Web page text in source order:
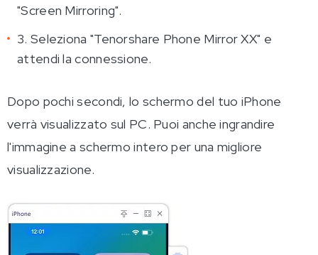
"Screen Mirroring".
3. Seleziona "Tenorshare Phone Mirror XX" e
attendi la connessione.
Dopo pochi secondi, lo schermo del tuo iPhone
verrà visualizzato sul PC. Puoi anche ingrandire
l'immagine a schermo intero per una migliore
visualizzazione.